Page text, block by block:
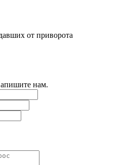
от приворота
нам.